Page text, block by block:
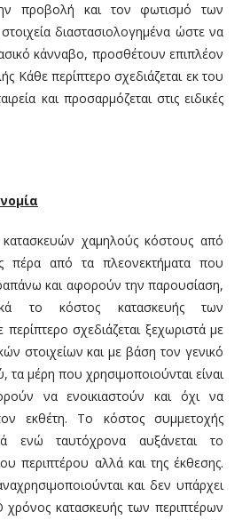
προβολή και τον φωτισμό των
διαστασιολογημένα ώστε να
κάνναβο, προσθέτουν επιπλέον
Κάθε περίπτερο σχεδιάζεται εκ του
και προσαρμόζεται στις ειδικές
χαμηλούς κόστους από
πέρα από τα πλεονεκτήματα που
και αφορούν την παρουσίαση,
το κόστος κατασκευής των
σχεδιάζεται ξεχωριστά με
στοιχείων και με βάση τον γενικό
μέρη που χρησιμοποιούνται είναι
να ενοικιαστούν και όχι να
εκθέτη. Το κόστος συμμετοχής
ενώ ταυτόχρονα αυξάνεται το
περιπτέρου αλλά και της έκθεσης.
και δεν υπάρχει
κατασκευής των περιπτέρων